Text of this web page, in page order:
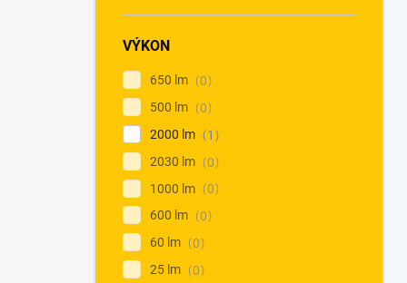
VÝKON
650 lm
0
500 lm
0
2000 lm
1
2030 lm
0
1000 lm
0
600 lm
0
60 lm
0
25 lm
0